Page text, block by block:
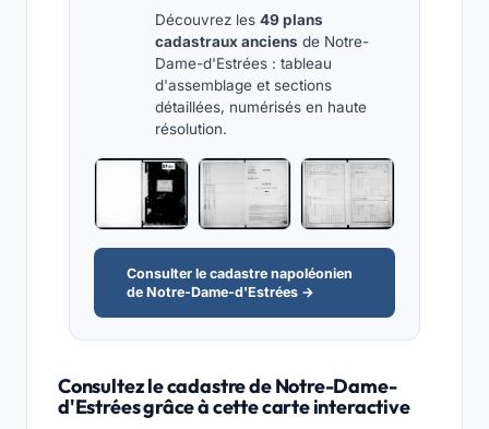
Découvrez les 49 plans
cadastraux anciens de Notre-
Dame-d'Estrées : tableau
d'assemblage et sections
détaillées, numérisés en haute
résolution.
Consulter le cadastre napoléonien
de Notre-Dame-d'Estrées →
Consultez le cadastre de Notre-Dame-
d'Estrées grâce à cette carte interactive